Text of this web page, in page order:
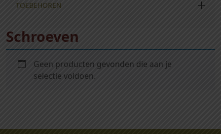
TOEBEHOREN
Schroeven
Geen producten gevonden die aan je
selectie voldoen.